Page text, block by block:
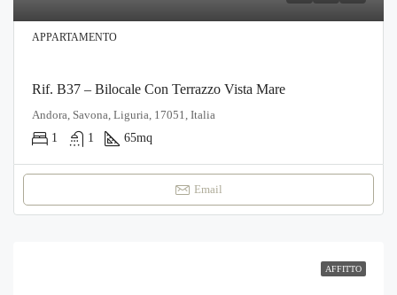
APPARTAMENTO
Rif. B37 – Bilocale Con Terrazzo Vista Mare
Andora, Savona, Liguria, 17051, Italia
1
1 65mq
Email
AFFITTO